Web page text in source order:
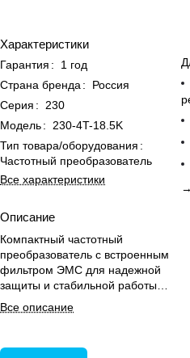
Характеристики
Гарантия :
1 год
Страна бренда :
Россия
Серия :
230
Модель:
230-4T-18.5K
Тип товара/оборудования :
Частотный преобразователь
Все характеристики
Описание
Компактный частотный
преобразователь с встроенным
фильтром ЭМС для надежной
защиты и стабильной работы
промышленных систем.
Все описание
→